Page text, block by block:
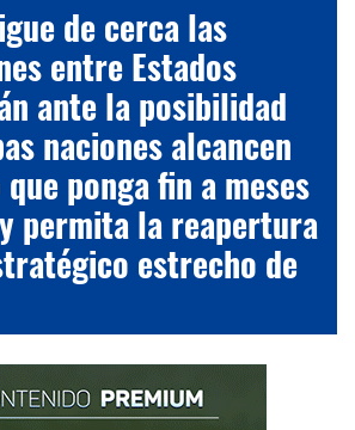
de cerca las
entre Estados
ante la posibilidad
naciones alcancen
ponga fin a meses
permita la reapertura
estrecho de